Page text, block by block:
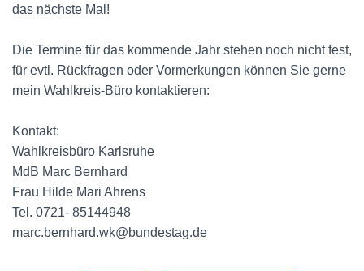
das nächste Mal!
Die Termine für das kommende Jahr stehen noch nicht fest,
für evtl. Rückfragen oder Vormerkungen können Sie gerne
mein Wahlkreis-Büro kontaktieren:
Kontakt:
Wahlkreisbüro Karlsruhe
MdB Marc Bernhard
Frau Hilde Mari Ahrens
Tel. 0721- 85144948
marc.bernhard.wk@bundestag.de